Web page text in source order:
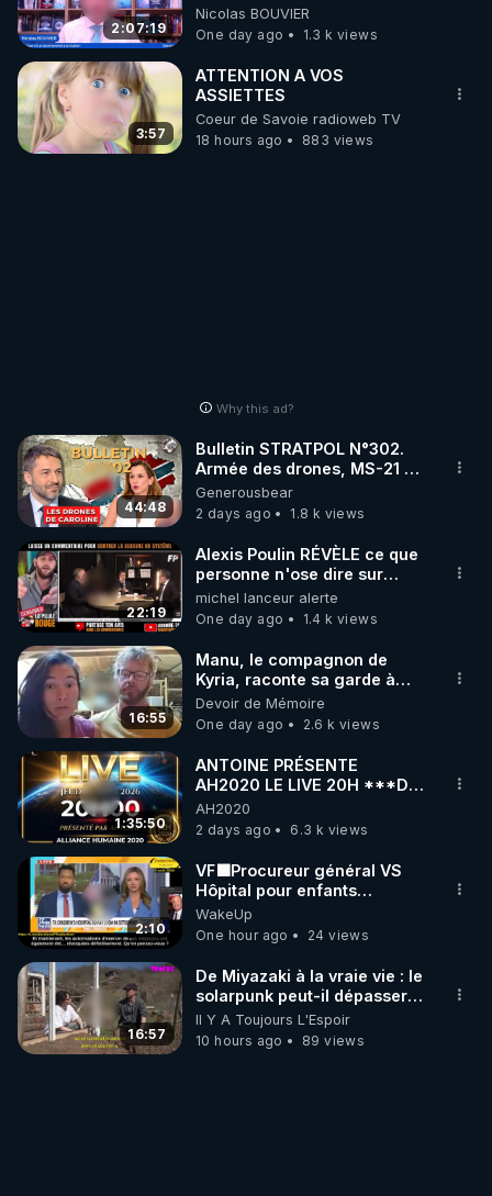
2:07:19
Nicolas BOUVIER
One day ago
1.3 k views
3:57
ATTENTION A VOS
ASSIETTES
Coeur de Savoie radioweb TV
18 hours ago
883 views
Why this ad?
44:48
Bulletin STRATPOL N°302.
Armée des drones, MS-21 en
série, missiles coréens.
07.08.2026.
Generousbear
2 days ago
1.8 k views
22:19
Alexis Poulin RÉVÈLE ce que
personne n'ose dire sur
l'Union européenne (C'est
explosif)
michel lanceur alerte
One day ago
1.4 k views
16:55
Manu, le compagnon de
Kyria, raconte sa garde à
vue musclée. PARTAGEZ!
Devoir de Mémoire
One day ago
2.6 k views
1:35:50
ANTOINE PRÉSENTE
AH2020 LE LIVE 20H ***DU
06/08/2026***
AH2020
2 days ago
6.3 k views
2:10
VF🟩Procureur général VS
Hôpital pour enfants
concernant opérations de
transition de mineurs-Joc Tr
WakeUp
One hour ago
24 views
16:57
De Miyazaki à la vraie vie : le
solarpunk peut-il dépasser la
fiction ?
Il Y A Toujours L'Espoir
10 hours ago
89 views